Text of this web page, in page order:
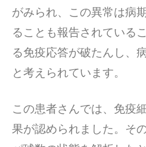
がみられ、この異常は病
ることも報告されている
る免疫応答が破たんし、
と考えられています。
この患者さんでは、免疫
果が認められました。そ